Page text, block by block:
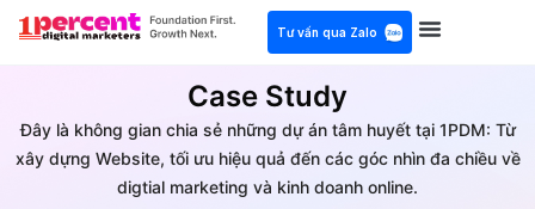
Tư vấn qua Zalo
Case Study
Đây là không gian chia sẻ những dự án tâm huyết tại 1PDM: Từ
xây dựng Website, tối ưu hiệu quả đến các góc nhìn đa chiều về
digtial marketing và kinh doanh online.